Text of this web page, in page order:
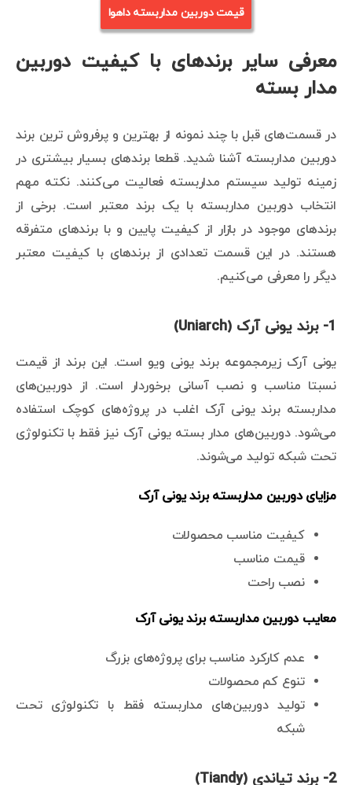
قیمت دوربین مداربسته داهوا
معرفی سایر برندهای با کیفیت دوربین
مدار بسته
در قسمت‌های قبل با چند نمونه از بهترین و پرفروش ترین برند
دوربین مداربسته آشنا شدید. قطعا برندهای بسیار بیشتری در
زمینه تولید سیستم مداربسته فعالیت می‌کنند. نکته مهم
انتخاب دوربین مداربسته با یک برند معتبر است. برخی از
برندهای موجود در بازار از کیفیت پایین و با برندهای متفرقه
هستند. در این قسمت تعدادی از برندهای با کیفیت معتبر
دیگر را معرفی می‌کنیم.
1- برند یونی آرک (Uniarch)
یونی آرک زیرمجموعه برند یونی ویو است. این برند از قیمت
نسبتا مناسب و نصب آسانی برخوردار است. از دوربین‌های
مداربسته برند یونی آرک اغلب در پروژه‌های کوچک استفاده
می‌شود. دوربین‌های مدار بسته یونی آرک نیز فقط با تکنولوژی
تحت شبکه تولید می‌شوند.
مزایای دوربین مداربسته برند یونی آرک
کیفیت مناسب محصولات
قیمت مناسب
نصب راحت
معایب دوربین مداربسته برند یونی آرک
عدم کارکرد مناسب برای پروژه‌های بزرگ
تنوع کم محصولات
تولید دوربین‌های مداربسته فقط با تکنولوژی تحت
شبکه
2- برند تیاندی (Tiandy)